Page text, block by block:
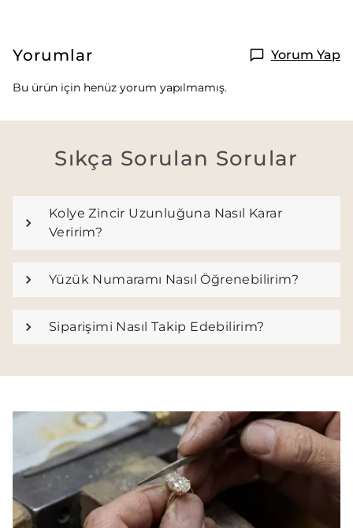
Yorumlar Yorum Yap
Bu ürün için henüz yorum yapılmamış.
Sıkça Sorulan Sorular
Kolye Zincir Uzunluğuna Nasıl Karar
Veririm?
Yüzük Numaramı Nasıl Öğrenebilirim?
Siparişimi Nasıl Takip Edebilirim?